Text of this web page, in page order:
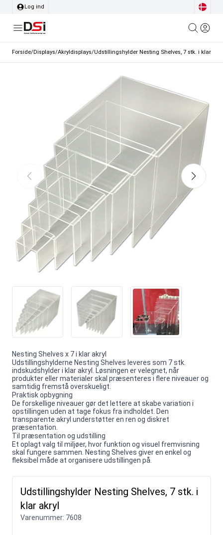
Log ind
Forside/Displays/Akryldisplays/Udstillingshylder Nesting Shelves, 7 stk. i klar
Nesting Shelves x 7 i klar akryl
Udstillingshylderne Nesting Shelves leveres som 7 stk.
indskudshylder i klar akryl. Løsningen er velegnet, når
produkter eller materialer skal præsenteres i flere niveauer og
samtidig fremstå overskueligt.
Praktisk opbygning
De forskellige niveauer gør det lettere at skabe variation i
opstillingen uden at tage fokus fra indholdet. Den
transparente akryl understøtter en ren og diskret
præsentation.
Til præsentation og udstilling
Et oplagt valg til miljøer, hvor funktion og visuel fremvisning
skal fungere sammen. Nesting Shelves giver en enkel og
fleksibel måde at organisere udstillingen på.
Udstillingshylder Nesting Shelves, 7 stk. i
klar akryl
Varenummer: 7608